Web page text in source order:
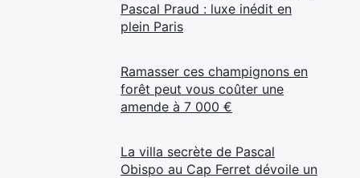
Pascal Praud : luxe inédit en
plein Paris
Ramasser ces champignons en
forêt peut vous coûter une
amende à 7 000 €
La villa secrète de Pascal
Obispo au Cap Ferret dévoile un